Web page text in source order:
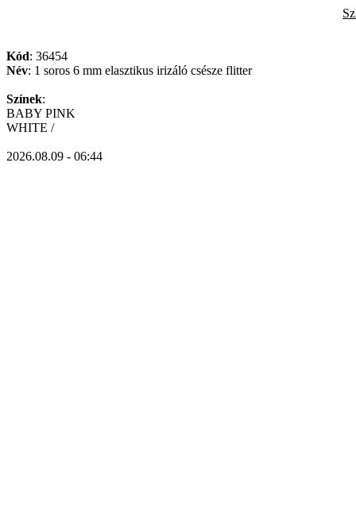
Kód: 36454
Név: 1 soros 6 mm elasztikus irizáló csésze flitter
Színek:
BABY PINK
WHITE /
2026.08.09 - 06:44